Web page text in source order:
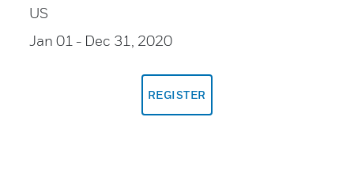
US
Jan 01 - Dec 31, 2020
REGISTER